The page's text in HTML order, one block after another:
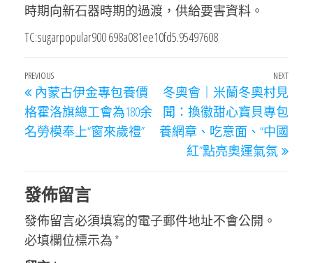
時期向新石器時期的過渡，供給要害資料。
TC:sugarpopular900 698a081ee10fd5.95497608
文
章
導
Previous
Post
PREVIOUS
內蒙古伊金專包養價
格霍洛旗總工會為180余
名勞模奉上“窗來歲禮”
Next
Post
NEXT
冬奧會｜米蘭冬奧村見
聞：換徽甜心寶貝專包
養網章、吃意面、“中國
紅”點亮奧運氣氛
發佈留言
發佈留言必須填寫的電子郵件地址不會公開。
必填欄位標示為 *